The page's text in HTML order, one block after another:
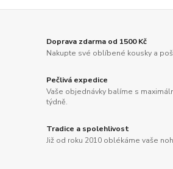
Doprava zdarma od 1500 Kč
Nakupte své oblíbené kousky a
Pečlivá expedice
Vaše objednávky balíme s
týdně.
Tradice a spolehlivost
Již od roku 2010 oblékáme vaše